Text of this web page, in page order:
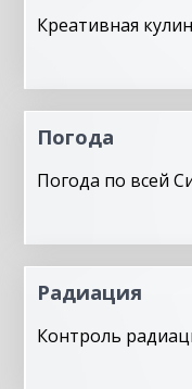
Креативная
Погода
Погода по всей
Радиация
Контроль